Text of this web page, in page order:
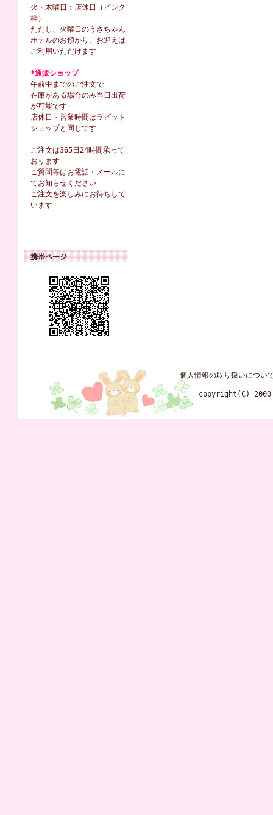
火・木曜日：店休日（ピンク
枠）
ただし、火曜日のうさちゃん
ホテルのお預かり、お迎えは
ご利用いただけます
*通販ショップ
午前中までのご注文で
在庫がある場合のみ当日出荷
が可能です
店休日・営業時間はラビット
ショップと同じです
ご注文は365日24時間承って
おります
ご質問等はお電話・メールに
てお知らせください
ご注文を楽しみにお待ちして
います
携帯ページ
個人情報の取り扱いについ
copyright(C)